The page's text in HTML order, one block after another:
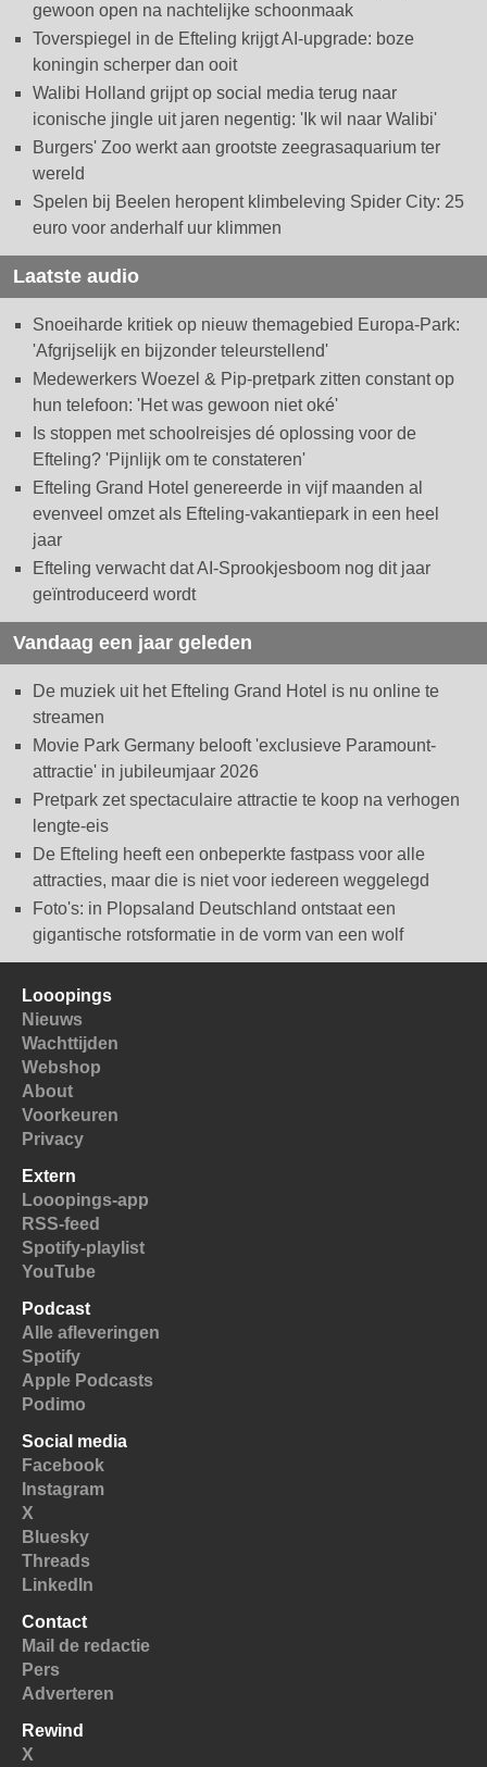
gewoon open na nachtelijke schoonmaak
Toverspiegel in de Efteling krijgt AI-upgrade: boze
koningin scherper dan ooit
Walibi Holland grijpt op social media terug naar
iconische jingle uit jaren negentig: 'Ik wil naar Walibi'
Burgers' Zoo werkt aan grootste zeegrasaquarium ter
wereld
Spelen bij Beelen heropent klimbeleving Spider City: 25
euro voor anderhalf uur klimmen
Laatste audio
Snoeiharde kritiek op nieuw themagebied Europa-Park:
'Afgrijselijk en bijzonder teleurstellend'
Medewerkers Woezel & Pip-pretpark zitten constant op
hun telefoon: 'Het was gewoon niet oké'
Is stoppen met schoolreisjes dé oplossing voor de
Efteling? 'Pijnlijk om te constateren'
Efteling Grand Hotel genereerde in vijf maanden al
evenveel omzet als Efteling-vakantiepark in een heel
jaar
Efteling verwacht dat AI-Sprookjesboom nog dit jaar
geïntroduceerd wordt
Vandaag een jaar geleden
De muziek uit het Efteling Grand Hotel is nu online te
streamen
Movie Park Germany belooft 'exclusieve Paramount-
attractie' in jubileumjaar 2026
Pretpark zet spectaculaire attractie te koop na verhogen
lengte-eis
De Efteling heeft een onbeperkte fastpass voor alle
attracties, maar die is niet voor iedereen weggelegd
Foto's: in Plopsaland Deutschland ontstaat een
gigantische rotsformatie in de vorm van een wolf
Looopings
Nieuws
Wachttijden
Webshop
About
Voorkeuren
Privacy
Extern
Looopings-app
RSS-feed
Spotify-playlist
YouTube
Podcast
Alle afleveringen
Spotify
Apple Podcasts
Podimo
Social media
Facebook
Instagram
X
Bluesky
Threads
LinkedIn
Contact
Mail de redactie
Pers
Adverteren
Rewind
X